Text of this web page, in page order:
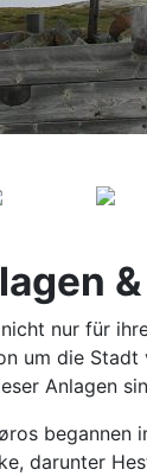
nur für
um die
Anlagen
darunter